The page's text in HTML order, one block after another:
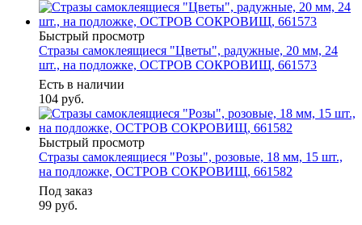
Быстрый просмотр
Стразы самоклеящиеся "Цветы", радужные, 20 мм, 24
шт., на подложке, ОСТРОВ СОКРОВИЩ, 661573
Есть в наличии
104 руб.
Быстрый просмотр
Стразы самоклеящиеся "Розы", розовые, 18 мм, 15 шт.,
на подложке, ОСТРОВ СОКРОВИЩ, 661582
Под заказ
99 руб.